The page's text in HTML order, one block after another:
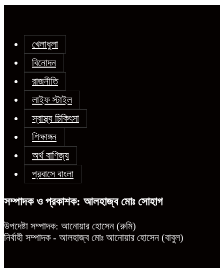
খেলাধুলা
বিনোদন
রাজনীতি
লাইফ স্টাইল
স্বাস্থ্য চিকিৎসা
শিক্ষাঙ্গন
অর্থ বাণিজ্য
প্রবাসে বাংলা
সম্পাদক ও প্রকাশক: আলহাজ্ব মোঃ সোহাগ
উপদেষ্টা সম্পাদক: আনোয়ার হোসেন (রুমি)
নির্বাহী সম্পাদক - আলহাজ্ব মোঃ আনোয়ার হোসেন (বাবুল)